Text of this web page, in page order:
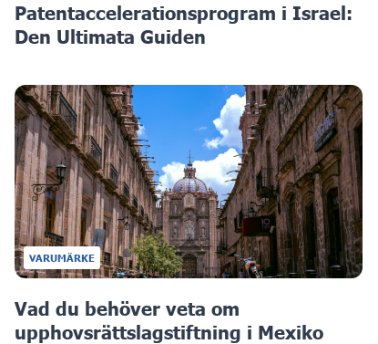
Patentaccelerationsprogram i Israel:
Den Ultimata Guiden
VARUMÄRKE
Vad du behöver veta om
upphovsrättslagstiftning i Mexiko